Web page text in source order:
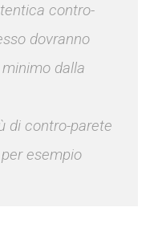
contro-
dovranno
dalla
di contro-parete
esempio